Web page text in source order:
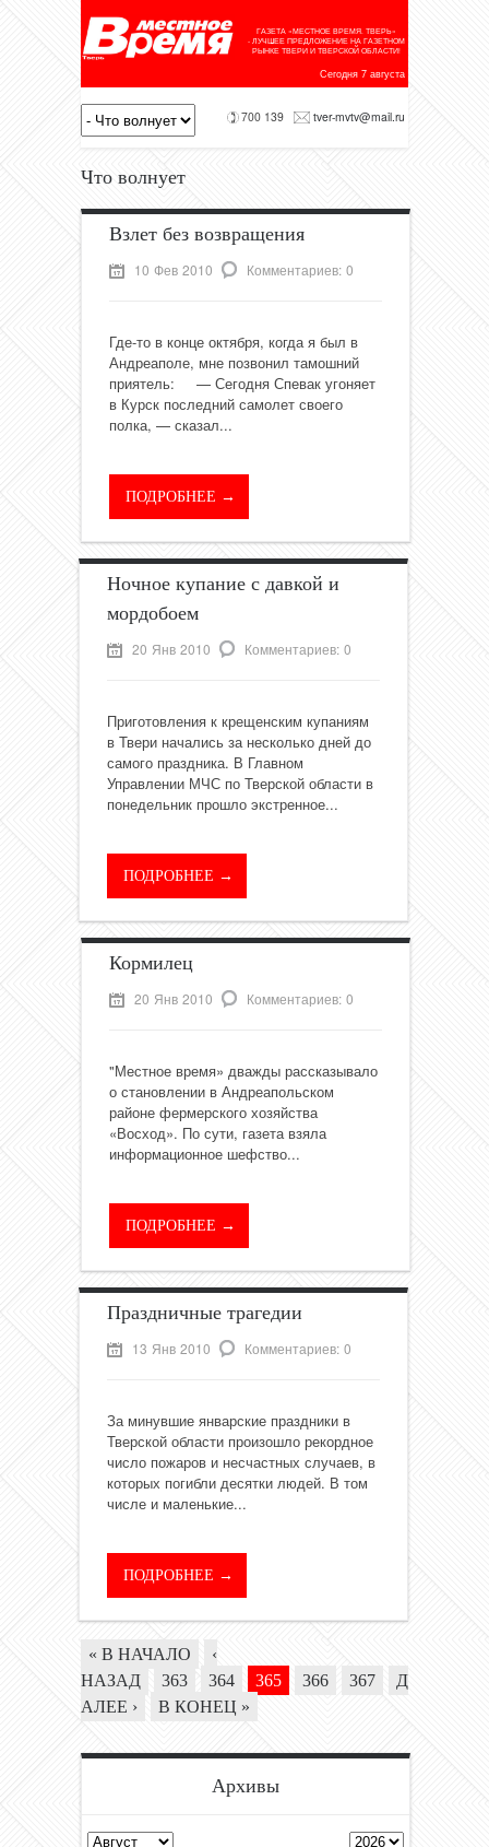
ГАЗЕТА «МЕСТНОЕ ВРЕМЯ. ТВЕРЬ»
- ЛУЧШЕЕ ПРЕДЛОЖЕНИЕ НА ГАЗЕТНОМ
РЫНКЕ ТВЕРИ И ТВЕРСКОЙ ОБЛАСТИ!
Сегодня 7 августа
700 139 tver-mvtv@mail.ru
Что волнует
Взлет без возвращения
10 Фев 2010 Комментариев: 0
Где-то в конце октября, когда я был в
Андреаполе, мне позвонил тамошний
приятель: — Сегодня Спевак угоняет
в Курск последний самолет своего
полка, — сказал...
ПОДРОБНЕЕ →
Ночное купание с давкой и
мордобоем
20 Янв 2010 Комментариев: 0
Приготовления к крещенским купаниям
в Твери начались за несколько дней до
самого праздника. В Главном
Управлении МЧС по Тверской области в
понедельник прошло экстренное...
ПОДРОБНЕЕ →
Кормилец
20 Янв 2010 Комментариев: 0
"Местное время» дважды рассказывало
о становлении в Андреапольском
районе фермерского хозяйства
«Восход». По сути, газета взяла
информационное шефство...
ПОДРОБНЕЕ →
Праздничные трагедии
13 Янв 2010 Комментариев: 0
За минувшие январские праздники в
Тверской области произошло рекордное
число пожаров и несчастных случаев, в
которых погибли десятки людей. В том
числе и маленькие...
ПОДРОБНЕЕ →
« В НАЧАЛО
‹
НАЗАД
363 364 365 366 367
Д
АЛЕЕ ›
В КОНЕЦ »
Архивы